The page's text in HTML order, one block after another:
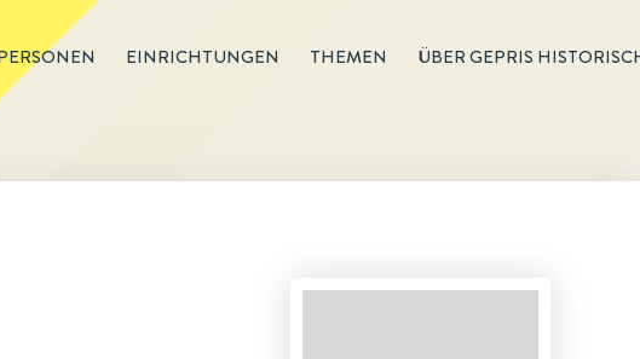
EINRICHTUNGEN THEMEN ÜBER GEPRIS